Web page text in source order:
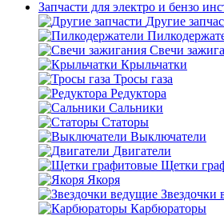
Запчасти для электро и бензо
Другие
Свечи
Крыльчатки
Тросы газа
Редуктора
Сальники
Статоры
Выключатели
Двигатели
Щетки
Якоря
Звездочки
Карбюраторы